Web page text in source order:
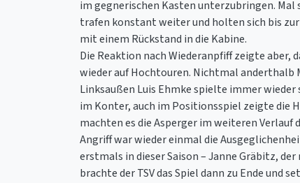
im gegnerischen Kasten unterzubringen. Mal
trafen konstant weiter und holten sich bis zur
mit einem Rückstand in die Kabine.
Die Reaktion nach Wiederanpfiff zeigte aber,
wieder auf Hochtouren. Nichtmal anderthalb
Linksaußen Luis Ehmke spielte immer
im Konter, auch im Positionsspiel zeigte die
machten es die Asperger im weiteren Verlauf
Angriff war wieder einmal die
erstmals in dieser Saison – Janne Gräbitz,
brachte der TSV das Spiel dann zu Ende und